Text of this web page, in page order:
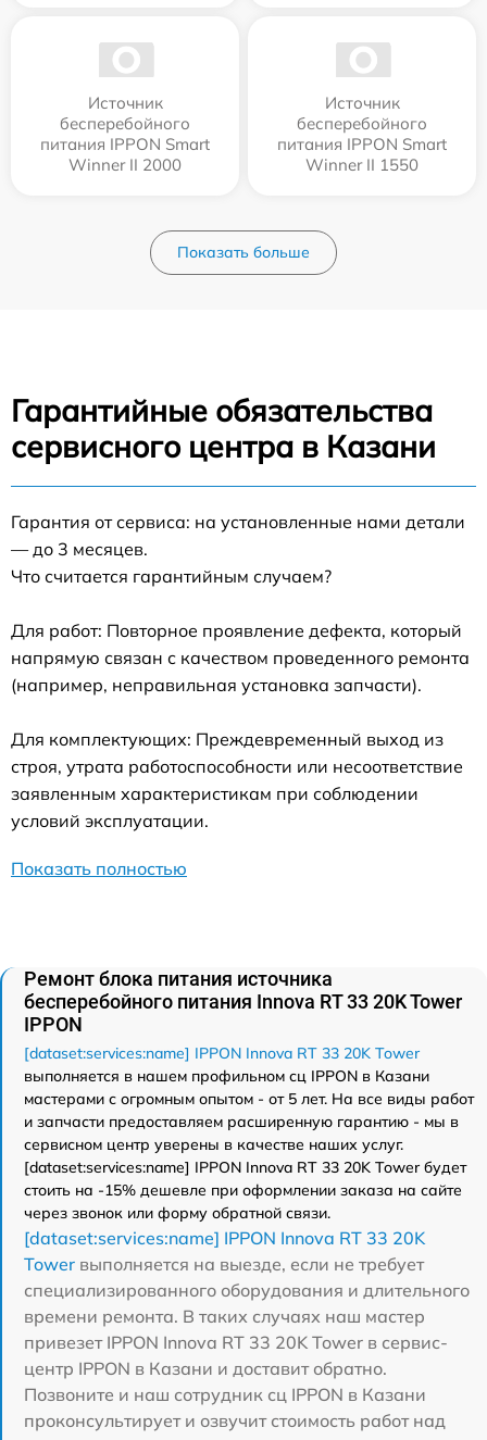
Источник
бесперебойного
питания IPPON Smart
Winner II 2000
Источник
бесперебойного
питания IPPON Smart
Winner II 1550
Показать больше
Гарантийные обязательства
сервисного центра в Казани
Гарантия от сервиса: на установленные нами детали
— до 3 месяцев.
Что считается гарантийным случаем?
Для работ: Повторное проявление дефекта, который
напрямую связан с качеством проведенного ремонта
(например, неправильная установка запчасти).
Для комплектующих: Преждевременный выход из
строя, утрата работоспособности или несоответствие
заявленным характеристикам при соблюдении
условий эксплуатации.
Показать полностью
Ремонт блока питания источника
бесперебойного питания Innova RT 33 20K Tower
IPPON
[dataset:services:name] IPPON Innova RT 33 20K Tower
выполняется в нашем профильном сц IPPON в Казани
мастерами с огромным опытом - от 5 лет. На все виды работ
и запчасти предоставляем расширенную гарантию - мы в
сервисном центр уверены в качестве наших услуг.
[dataset:services:name] IPPON Innova RT 33 20K Tower будет
стоить на -15% дешевле при оформлении заказа на сайте
через звонок или форму обратной связи.
[dataset:services:name] IPPON Innova RT 33 20K
Tower выполняется на выезде, если не требует
специализированного оборудования и длительного
времени ремонта. В таких случаях наш мастер
привезет IPPON Innova RT 33 20K Tower в сервис-
центр IPPON в Казани и доставит обратно.
Позвоните и наш сотрудник сц IPPON в Казани
проконсультирует и озвучит стоимость работ над